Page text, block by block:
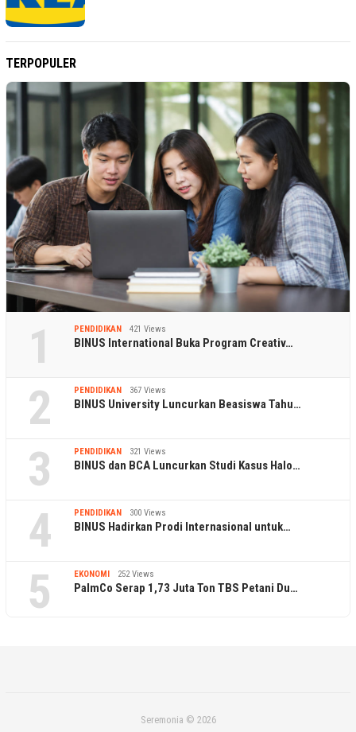
TERPOPULER
1 PENDIDIKAN 421 Views
BINUS International Buka Program Creativ…
2 PENDIDIKAN 367 Views
BINUS University Luncurkan Beasiswa Tahu…
3 PENDIDIKAN 321 Views
BINUS dan BCA Luncurkan Studi Kasus Halo…
4 PENDIDIKAN 300 Views
BINUS Hadirkan Prodi Internasional untuk…
5 EKONOMI 252 Views
PalmCo Serap 1,73 Juta Ton TBS Petani Du…
Seremonia © 2026